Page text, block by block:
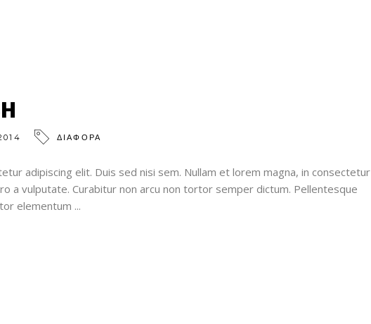
ΔΙΑΦΟΡΑ
adipiscing elit. Duis sed nisi sem. Nullam et lorem magna, in consectetur
a vulputate. Curabitur non arcu non tortor semper dictum. Pellentesque
elementum